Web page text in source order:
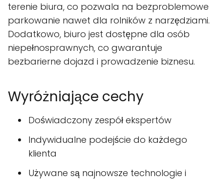
terenie biura, co pozwala na bezproblemowe
parkowanie nawet dla rolników z narzędziami.
Dodatkowo, biuro jest dostępne dla osób
niepełnosprawnych, co gwarantuje
bezbarierne dojazd i prowadzenie biznesu.
Wyróżniające cechy
Doświadczony zespół ekspertów
Indywidualne podejście do każdego
klienta
Używane są najnowsze technologie i